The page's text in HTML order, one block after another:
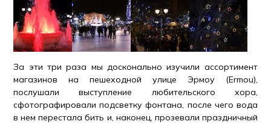
За эти три раза мы досконально изучили ассортимент
магазинов на пешеходной улице Эрмоу (Ermou),
послушали выступление любительского хора,
сфотографировали подсветку фонтана, после чего вода
в нем перестала бить и, наконец, прозевали праздничный